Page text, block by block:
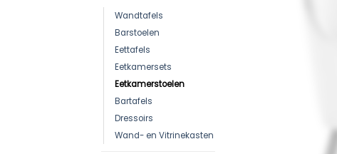
Wandtafels
Barstoelen
Eettafels
Eetkamersets
Eetkamerstoelen
Bartafels
Dressoirs
Wand- en Vitrinekasten